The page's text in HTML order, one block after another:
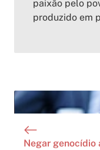
paixão pelo
produzido em
Negar genocídio